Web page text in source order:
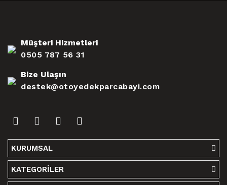
Müşteri Hizmetleri
0505 787 56 31
Bize Ulaşın
destek@otoyedekparcabayi.com
KURUMSAL
KATEGORİLER